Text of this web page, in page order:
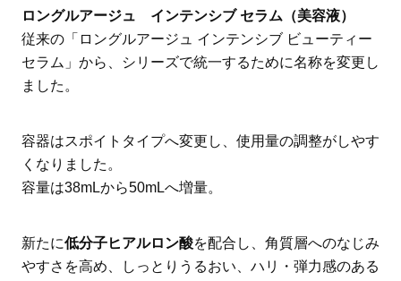
ロングルアージュ インテンシブ セラム（美容液）
従来の「ロングルアージュ インテンシブ ビューティー
セラム」から、シリーズで統一するために名称を変更し
ました。
容器はスポイトタイプへ変更し、使用量の調整がしやす
くなりました。
容量は38mLから50mLへ増量。
新たに低分子ヒアルロン酸を配合し、角質層へのなじみ
やすさを高め、しっとりうるおい、ハリ・弾力感のある